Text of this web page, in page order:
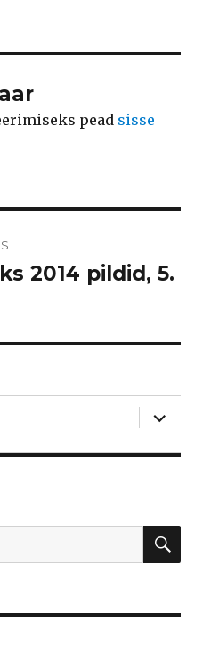
pead sisse
2014 pildid, 5.
laienda